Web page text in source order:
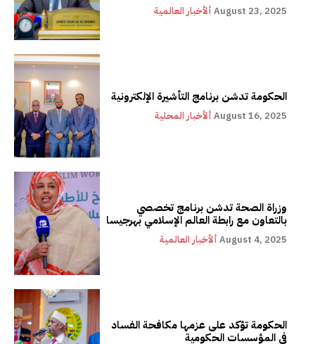
ألأخبار العالمية August 23, 2025
الحكومة تدشن برنامج التأشيرة الإلكترونية
ألأخبار المحلية August 16, 2025
وزراة الصحة تدشن برنامج تخصصي
بالتعاون مع رابطة العالم الإسلامي بهرجيسا
ألأخبار العالمية August 4, 2025
الحكومة تؤكد على عزمها مكافحة الفساد
في المؤسسات الحكومية